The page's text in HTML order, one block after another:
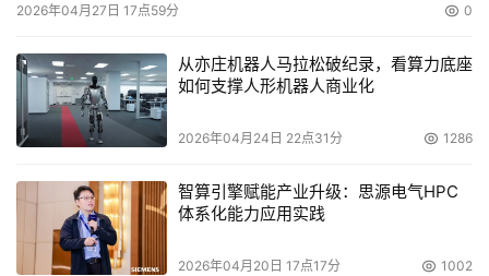
2026年04月27日 17点59分 0
从亦庄机器人马拉松破纪录，看算力底座
如何支撑人形机器人商业化
2026年04月24日 22点31分 1286
智算引擎赋能产业升级：思源电气HPC
体系化能力应用实践
2026年04月20日 17点17分 1002